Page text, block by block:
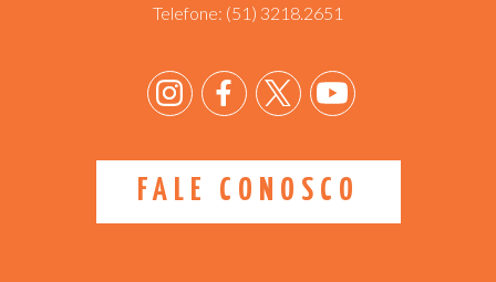
Telefone: (51) 3218.2651
FALE CONOSCO